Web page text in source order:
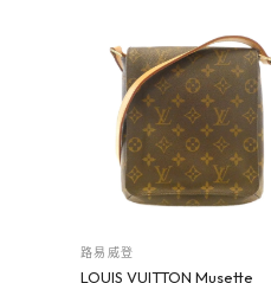
路易威登
LOUIS VUITTON Musette